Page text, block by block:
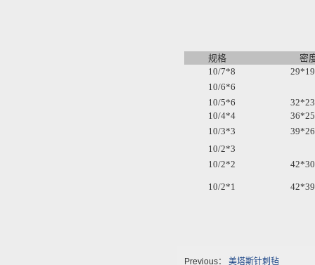
规格
密
10/7*8
29*19
10/6*6
10/5*6
32*23
10/4*4
10/3*3
39*26
10/2*3
10/2*2
42*30
10/2*1 42*39
Previous： 美塔斯针刺毡